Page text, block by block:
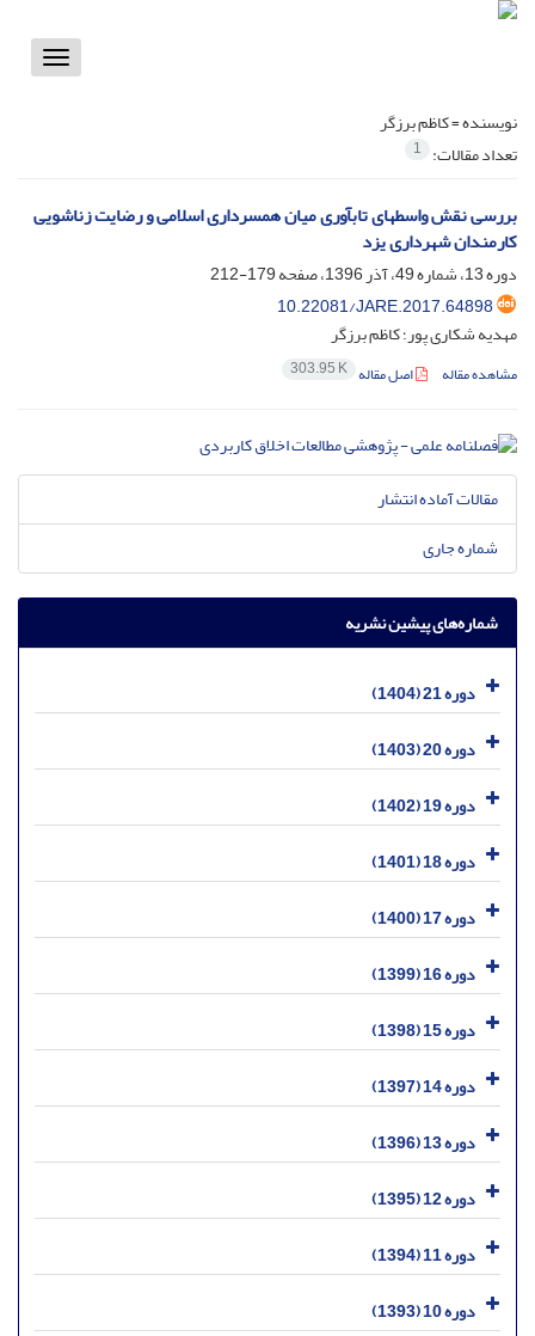
Toggle
نویسنده =کاظم برزگر
تعداد مقالات: 1
بررسی نقش واسطهای تابآوری میان همسرداری اسلامی و رضایت زناشویی
کارمندان شهرداری یزد
دوره 13، شماره 49، آذر 1396، صفحه
179-212
10.22081/JARE.2017.64898
مهدیه شکاری پور؛ کاظم برزگر
مشاهده مقاله اصل مقاله 303.95 K
مقالات آماده انتشار
شماره جاری
شماره‌های پیشین نشریه
دوره 21 (1404)
دوره 20 (1403)
دوره 19 (1402)
دوره 18 (1401)
دوره 17 (1400)
دوره 16 (1399)
دوره 15 (1398)
دوره 14 (1397)
دوره 13 (1396)
دوره 12 (1395)
دوره 11 (1394)
دوره 10 (1393)